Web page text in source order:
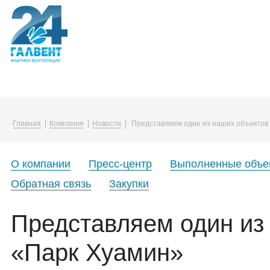
О компании
Вакансии
Корпоративная жизнь
Воздуховоды и фасонные изделия
Вентиляционные решетки и
Канальные нагреватели
Упаковка в плёнку
Главная Компания Новости Представляем один из наших
О компании Пресс-центр Выполненные
Обратная связь
Закупки
Представляем один
«Парк Хуамин»